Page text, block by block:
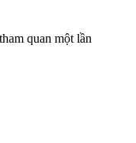
quan một lần